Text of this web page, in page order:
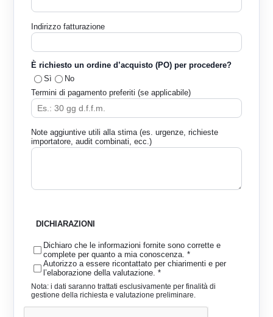
Indirizzo fatturazione
È richiesto un ordine d’acquisto (PO) per procedere?
Sì
No
Termini di pagamento preferiti (se applicabile)
Note aggiuntive utili alla stima (es. urgenze, richieste
importatore, audit combinati, ecc.)
DICHIARAZIONI
Dichiaro che le informazioni fornite sono corrette e
complete per quanto a mia conoscenza. *
Autorizzo a essere ricontattato per chiarimenti e per
l’elaborazione della valutazione. *
Nota: i dati saranno trattati esclusivamente per finalità di
gestione della richiesta e valutazione preliminare.